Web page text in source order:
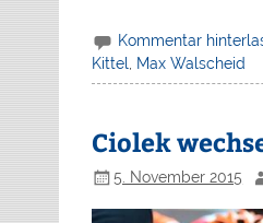
Kommentar
Kittel
Max Walscheid
Ciolek
5. November 2015